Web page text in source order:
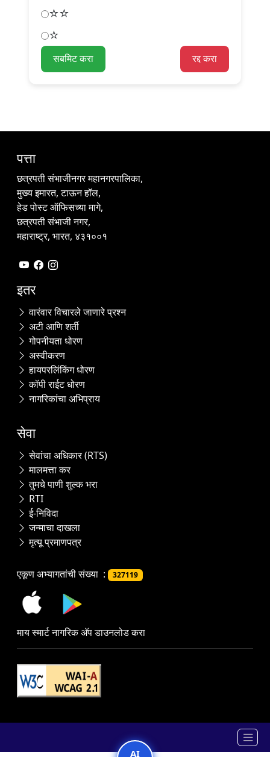
⭐️⭐️
⭐️
सबमिट करा रद्द करा
पत्ता
छत्रपती संभाजीनगर महानगरपालिका,
मुख्य इमारत, टाऊन हॉल,
हेड पोस्ट ऑफिसच्या मागे,
छत्रपती संभाजी नगर,
महाराष्ट्र, भारत, ४३१००१
इतर
वारंवार विचारले जाणारे प्रश्न
अटी आणि शर्ती
गोपनीयता धोरण
अस्वीकरण
हायपरलिंकिंग धोरण
कॉपी राईट धोरण
नागरिकांचा अभिप्राय
सेवा
सेवांचा अधिकार (RTS)
मालमत्ता कर
तुमचे पाणी शुल्क भरा
RTI
ई-निविदा
जन्माचा दाखला
मृत्यू प्रमाणपत्र
एकूण अभ्यागतांची संख्या : 327119
माय स्मार्ट नागरिक अ‍ॅप डाउनलोड करा